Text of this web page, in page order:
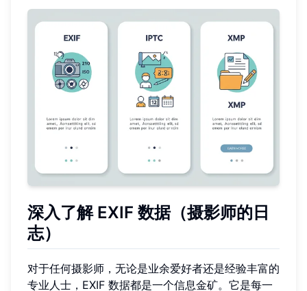
深入了解 EXIF 数据（摄影师的日
志）
对于任何摄影师，无论是业余爱好者还是经验丰富的
专业人士，EXIF 数据都是一个信息金矿。它是每一